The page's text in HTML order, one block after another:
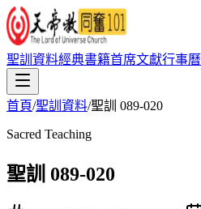
聖訓資料經典書籍首席文獻行事曆
首頁/聖訓資料/聖訓 089-020
Sacred Teaching
聖訓 089-020